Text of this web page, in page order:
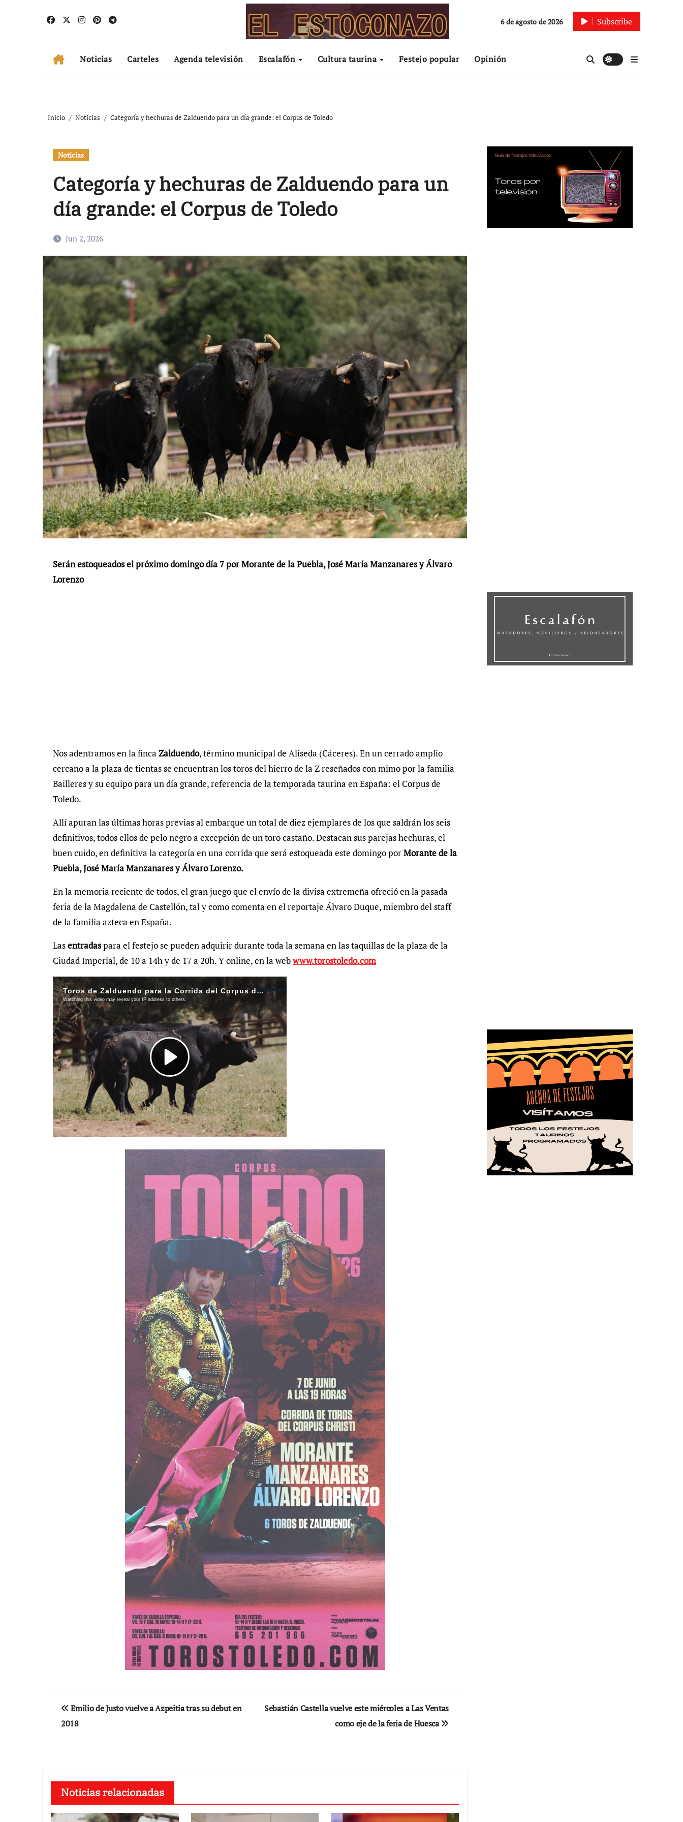
6 de agosto de 2026 Subscribe
Noticias Carteles Agenda televisión Escalafón Cultura taurina Festejo popular Opinión
Inicio Noticias Categoría y hechuras de Zalduendo para un día grande: el Corpus de Toledo
Noticias
Categoría y hechuras de Zalduendo para un
día grande: el Corpus de Toledo
Jun 2, 2026
Serán estoqueados el próximo domingo día 7 por Morante de la Puebla, José María Manzanares y Álvaro
Lorenzo
Nos adentramos en la finca Zalduendo, término municipal de Aliseda (Cáceres). En un cerrado amplio
cercano a la plaza de tientas se encuentran los toros del hierro de la Z reseñados con mimo por la familia
Bailleres y su equipo para un día grande, referencia de la temporada taurina en España: el Corpus de
Toledo.
Allí apuran las últimas horas previas al embarque un total de diez ejemplares de los que saldrán los seis
definitivos, todos ellos de pelo negro a excepción de un toro castaño. Destacan sus parejas hechuras, el
buen cuido, en definitiva la categoría en una corrida que será estoqueada este domingo porMorante de la
Puebla, José María Manzanares y Álvaro Lorenzo.
En la memoria reciente de todos, el gran juego que el envío de la divisa extremeña ofreció en la pasada
feria de la Magdalena de Castellón, tal y como comenta en el reportaje Álvaro Duque, miembro del staff
de la familia azteca en España.
Lasentradaspara el festejo se pueden adquirir durante toda la semana en las taquillas de la plaza de la
Ciudad Imperial, de 10 a 14h y de 17 a 20h. Y online, en la webwww.torostoledo.com
Navegación
de
Emilio de Justo vuelve a Azpeitia tras su debut en
2018
Sebastián Castella vuelve este miércoles a Las Ventas
como eje de la feria de Huesca
Noticias relacionadas